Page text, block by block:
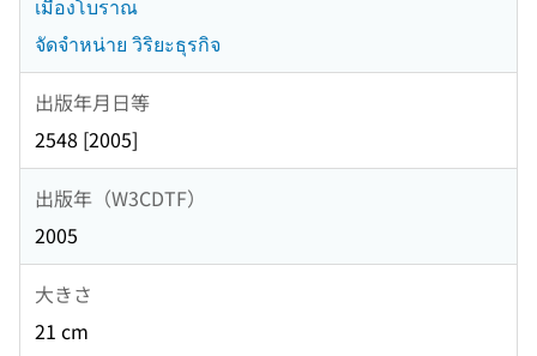
เมืองโบราณ
จัดจำหน่าย วิริยะธุรกิจ
出版年月日等
2548 [2005]
出版年（W3CDTF）
2005
大きさ
21 cm